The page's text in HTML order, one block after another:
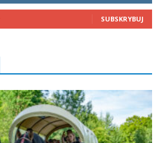
SUBSKRYBUJ